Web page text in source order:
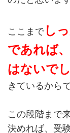
ここまでし
であれば
はないでし
きているからで
この段階まで
決めれば、受